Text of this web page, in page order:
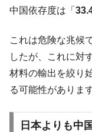
中国依存度は「
これは危険な兆候
したが、これに対
材料の輸出を絞り
る可能性があります
日本よりも中